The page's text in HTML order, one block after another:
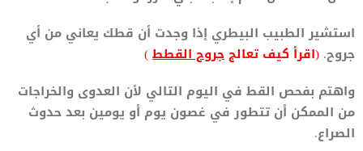
استشير الطبيب البيطري إذا وجدت أن قطك يعاني من أي
جروح. (اقرأ كيف تعالججروح القطط)
واهتم بفحص القط في اليوم التالي لأن العدوى والخراجات
من الممكن أن تتطور في غصون يوم أو يومين بعد حدوث
الصراع.